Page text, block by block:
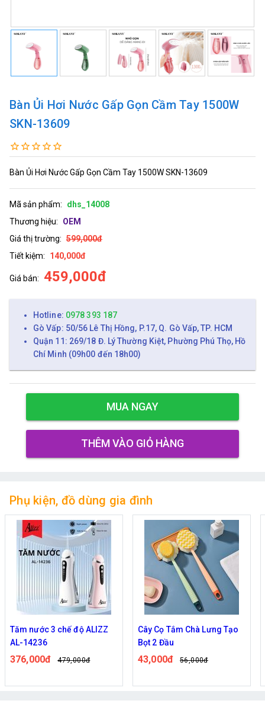
Bàn Ủi Hơi Nước Gấp Gọn Cầm Tay 1500W
SKN-13609
Bàn Ủi Hơi Nước Gấp Gọn Cầm Tay 1500W SKN-13609
Mã sản phẩm:
dhs_14008
Thương hiệu:
OEM
Giá thị trường: 599,000đ
Tiết kiệm:
140,000đ
Giá bán: 459,000đ
Hotline: 0978 393 187
Gò Vấp: 50/56 Lê Thị Hồng, P.17, Q. Gò Vấp, TP. HCM
Quận 11: 269/18 Đ. Lý Thường Kiệt, Phường Phú Thọ, Hồ
Chí Minh (09h00 đến 18h00)
MUA NGAY
THÊM VÀO GIỎ HÀNG
Phụ kiện, đồ dùng gia đình
Tăm nước 3 chế độ ALIZZ
AL-14236
376,000đ 479,000đ
Cây Cọ Tắm Chà Lưng Tạo
Bọt 2 Đầu
43,000đ 56,000đ